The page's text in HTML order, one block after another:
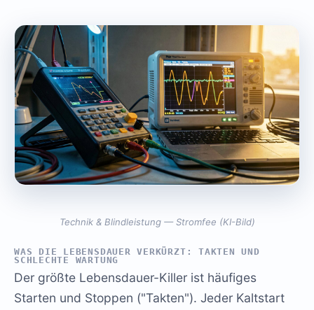
Technik & Blindleistung — Stromfee (KI-Bild)
WAS DIE LEBENSDAUER VERKÜRZT: TAKTEN UND
SCHLECHTE WARTUNG
Der größte Lebensdauer-Killer ist häufiges
Starten und Stoppen ("Takten"). Jeder Kaltstart